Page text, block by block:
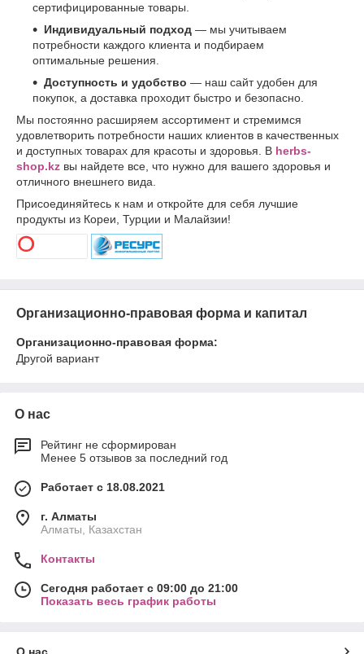
сертифицированные товары.
Индивидуальный подход — мы учитываем
потребности каждого клиента и подбираем
оптимальные решения.
Доступность и удобство — наш сайт удобен для
покупок, а доставка проходит быстро и безопасно.
Мы постоянно расширяем ассортимент и стремимся
удовлетворить потребности наших клиентов в качественных
и доступных товарах для красоты и здоровья. В herbs-
shop.kz вы найдете все, что нужно для вашего здоровья и
отличного внешнего вида.
Присоединяйтесь к нам и откройте для себя лучшие
продукты из Кореи, Турции и Малайзии!
Организационно-правовая форма и капитал
Организационно-правовая форма:
Другой вариант
О нас
Рейтинг не сформирован
Менее 5 отзывов за последний год
Работает с 18.08.2021
г. Алматы
Алматы, Казахстан
Контакты
Сегодня работает с 09:00 до 21:00
Показать весь график работы